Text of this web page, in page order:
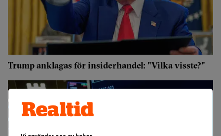
Trump anklagas för insiderhandel: "Vilka visste?"